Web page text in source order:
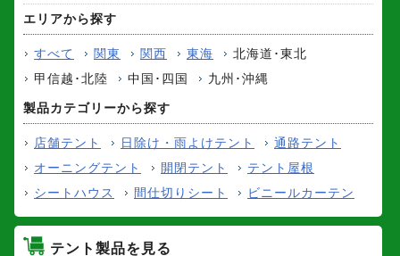
エリアから探す
すべて 関東 関西 東海
北海道･東北
甲信越･北陸
中国･四国 九州･沖縄
製品カテゴリーから探す
店舗テント 日除け・雨よけテント
通路テント
オーニングテント
開閉テント
テント屋根
シートハウス
間仕切りシート ビニールカーテン
テント製品を見る